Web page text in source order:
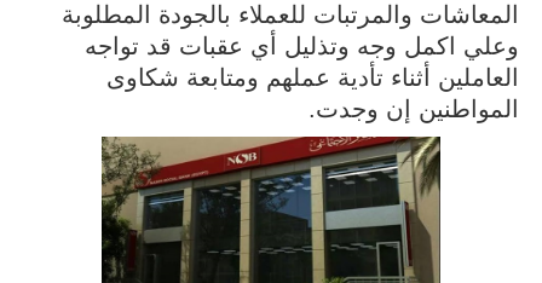
المعاشات والمرتبات للعملاء بالجودة المطلوبة
وعلي اكمل وجه وتذليل أي عقبات قد تواجه
العاملين أثناء تأدية عملهم ومتابعة شكاوى
المواطنين إن وجدت.